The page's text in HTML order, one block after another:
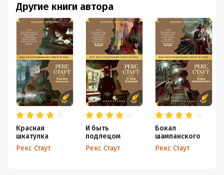
Другие книги автора
Красная
шкатулка
Рекс Стаут
И быть
подлецом
Рекс Стаут
Бокал
шампанского
Рекс Стаут